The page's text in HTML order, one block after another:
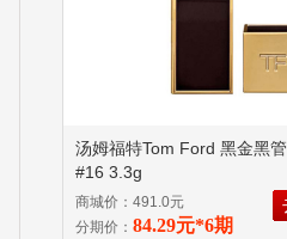
汤姆福特Tom Ford 黑金黑
#16 3.3g
商城价：491.0元
分期价： 84.29元*6期